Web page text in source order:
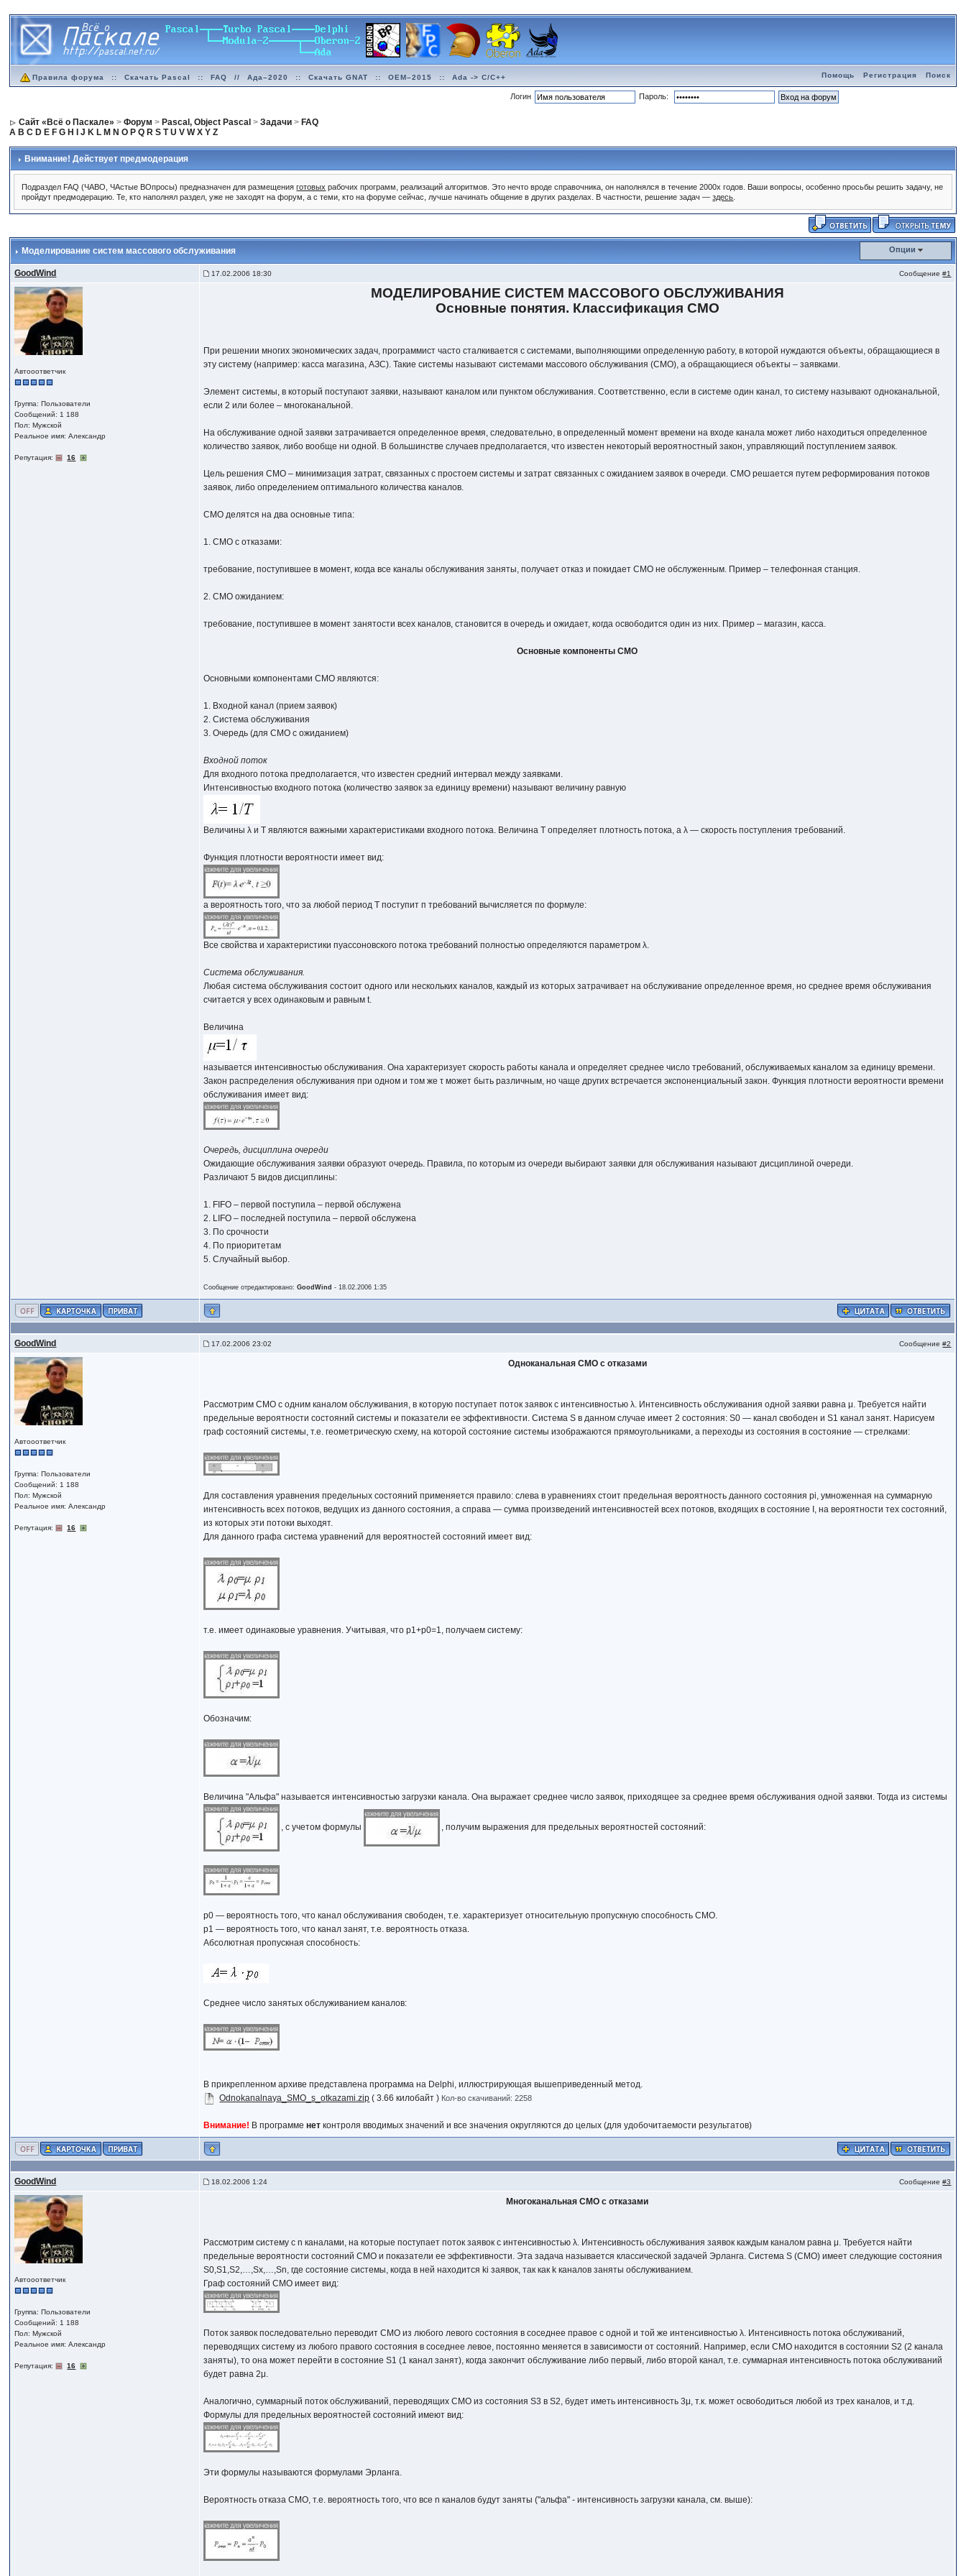
Правила форума :: Скачать Pascal :: FAQ // Ада–2020 :: Скачать GNAT :: OEM–2015 :: Ada -> C/C++ Помощь Регистрация Поиск
Логин Пароль:
Сайт «Всё о Паскале» >Форум > Pascal, Object Pascal >Задачи > FAQ
A B C D E F G H J K L M N O P Q R S T U V W X Y Z
Внимание! Действует предмодерация
Подраздел FAQ (ЧАВО, ЧАстые ВОпросы) предназначен для размещенияготовых рабочих программ, реализаций алгоритмов. Это нечто вроде справочника, он наполнялся в течение 2000х годов. Ваши вопросы, особенно просьбы решить задачу, не
пройдут предмодерацию. Те, кто наполнял раздел, уже не заходят на форум, а с теми, кто на форуме сейчас, лучше начинать общение в других разделах. В частности, решение задач —здесь
Моделирование систем массового обслуживания Опции
GoodWind 17.02.2006 18:30 Сообщение#1
Автооответчик
Группа: Пользователи
Сообщений: 1 188
Пол: Мужской
Реальное имя: Александр
Репутация: 16
МОДЕЛИРОВАНИЕ СИСТЕМ МАССОВОГО ОБСЛУЖИВАНИЯ
Основные понятия. Классификация СМО
При решении многих экономических задач, программист часто сталкивается с системами, выполняющими определенную работу, в которой нуждаются объекты, обращающиеся в
эту систему (например: касса магазина, АЗС). Такие системы называют системами массового обслуживания (СМО), а обращающиеся объекты – заявками.
Элемент системы, в который поступают заявки, называют каналом или пунктом обслуживания. Соответственно, если в системе один канал, то систему называют одноканальной,
если 2 или более – многоканальной.
На обслуживание одной заявки затрачивается определенное время, следовательно, в определенный момент времени на входе канала может либо находиться определенное
количество заявок, либо вообще ни одной. В большинстве случаев предполагается, что известен некоторый вероятностный закон, управляющий поступлением заявок.
Цель решения СМО – минимизация затрат, связанных с простоем системы и затрат связанных с ожиданием заявок в очереди. СМО решается путем реформирования потоков
заявок, либо определением оптимального количества каналов.
СМО делятся на два основные типа:
1. СМО с отказами:
требование, поступившее в момент, когда все каналы обслуживания заняты, получает отказ и покидает СМО не обслуженным. Пример – телефонная станция.
2. СМО ожиданием:
требование, поступившее в момент занятости всех каналов, становится в очередь и ожидает, когда освободится один из них. Пример – магазин, касса.
Основные компоненты СМО
Основными компонентами СМО являются:
1. Входной канал (прием заявок)
2. Система обслуживания
3. Очередь (для СМО с ожиданием)
Входной поток
Для входного потока предполагается, что известен средний интервал между заявками.
Интенсивностью входного потока (количество заявок за единицу времени) называют величину равную
Величины λ и Т являются важными характеристиками входного потока. Величина Т определяет плотность потока, а λ — скорость поступления требований.
Функция плотности вероятности имеет вид:
а вероятность того, что за любой период Т поступит п требований вычисляется по формуле:
Все свойства и характеристики пуассоновского потока требований полностью определяются параметром λ.
Система обслуживания.
Любая система обслуживания состоит одного или нескольких каналов, каждый из которых затрачивает на обслуживание определенное время, но среднее время обслуживания
считается у всех одинаковым и равным t.
Величина
называется интенсивностью обслуживания. Она характеризует скорость работы канала и определяет среднее число требований, обслуживаемых каналом за единицу времени.
Закон распределения обслуживания при одном и том же τ может быть различным, но чаще других встречается экспоненциальный закон. Функция плотности вероятности времени
обслуживания имеет вид:
Очередь, дисциплина очереди
Ожидающие обслуживания заявки образуют очередь. Правила, по которым из очереди выбирают заявки для обслуживания называют дисциплиной очереди.
Различают 5 видов дисциплины:
1. FIFO – первой поступила – первой обслужена
2. LIFO – последней поступила – первой обслужена
3. По срочности
4. По приоритетам
5. Случайный выбор.
Сообщение отредактировано:GoodWind -18.02.2006 1:35
GoodWind 17.02.2006 23:02 Сообщение#2
Автооответчик
Группа: Пользователи
Сообщений: 1 188
Пол: Мужской
Реальное имя: Александр
Репутация: 16
Одноканальная СМО с отказами
Рассмотрим СМО с одним каналом обслуживания, в которую поступает поток заявок с интенсивностью λ. Интенсивность обслуживания одной заявки равна μ. Требуется найти
предельные вероятности состояний системы и показатели ее эффективности. Система S в данном случае имеет 2 состояния: S0 — канал свободен и S1 канал занят. Нарисуем
граф состояний системы, т.е. геометрическую схему, на которой состояние системы изображаются прямоугольниками, а переходы из состояния в состояние — стрелками:
Для составления уравнения предельных состояний применяется правило: слева в уравнениях стоит предельная вероятность данного состояния рi, умноженная на суммарную
интенсивность всех потоков, ведущих из данного состояния, а справа — сумма произведений интенсивностей всех потоков, входящих в состояние I, на вероятности тех состояний,
из которых эти потоки выходят.
Для данного графа система уравнений для вероятностей состояний имеет вид:
т.е. имеет одинаковые уравнения. Учитывая, что р1+р0=1, получаем систему:
Обозначим:
Величина "Альфа" называется интенсивностью загрузки канала. Она выражает среднее число заявок, приходящее за среднее время обслуживания одной заявки. Тогда из системы
, с учетом формулы , получим выражения для предельных вероятностей состояний:
р0 — вероятность того, что канал обслуживания свободен, т.е. характеризует относительную пропускную способность СМО.
р1 — вероятность того, что канал занят, т.е. вероятность отказа.
Абсолютная пропускная способность:
Среднее число занятых обслуживанием каналов:
В прикрепленном архиве представлена программа на Delphi, иллюстрирующая вышеприведенный метод.
Odnokanalnaya_SMO_s_otkazami.zip ( 3.66 килобайт ) Кол-во скачиваний: 2258
Внимание! В программенет контроля вводимых значений и все значения округляются до целых (для удобочитаемости результатов)
GoodWind 18.02.2006 1:24 Сообщение#3
Автооответчик
Группа: Пользователи
Сообщений: 1 188
Пол: Мужской
Реальное имя: Александр
Репутация: 16
Многоканальная СМО с отказами
Рассмотрим систему с n каналами, на которые поступает поток заявок с интенсивностью λ. Интенсивность обслуживания заявок каждым каналом равна μ. Требуется найти
предельные вероятности состояний СМО и показатели ее эффективности. Эта задача называется классической задачей Эрланга. Система S (СМО) имеет следующие состояния
S0,S1,S2,…,Sx,…,Sn, где состояние системы, когда в ней находится ki заявок, так как k каналов заняты обслуживанием.
Граф состояний СМО имеет вид:
Поток заявок последовательно переводит СМО из любого левого состояния в соседнее правое с одной и той же интенсивностью λ. Интенсивность потока обслуживаний,
переводящих систему из любого правого состояния в соседнее левое, постоянно меняется в зависимости от состояний. Например, если СМО находится в состоянии S2 (2 канала
заняты), то она может перейти в состояние S1 (1 канал занят), когда закончит обслуживание либо первый, либо второй канал, т.е. суммарная интенсивность потока обслуживаний
будет равна 2μ.
Аналогично, суммарный поток обслуживаний, переводящих СМО из состояния S3 в S2, будет иметь интенсивность 3μ, т.к. может освободиться любой из трех каналов, и т.д.
Формулы для предельных вероятностей состояний имеют вид:
Эти формулы называются формулами Эрланга.
Вероятность отказа СМО, т.е. вероятность того, что все n каналов будут заняты ("альфа" - интенсивность загрузки канала, см. выше):